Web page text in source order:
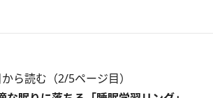
ら読む（2/5ページ目）